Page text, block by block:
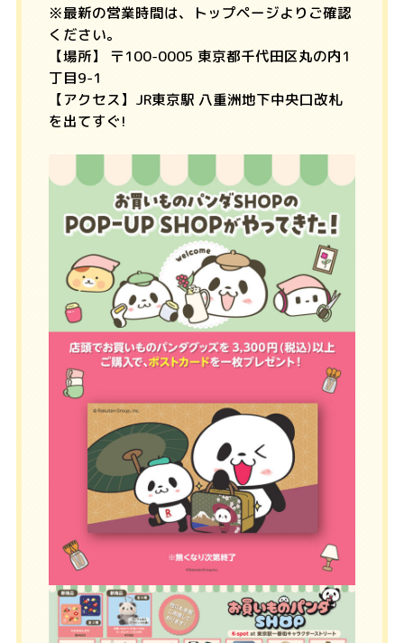
※最新の営業時間は、トップページよりご確認
ください。
【場所】 〒100-0005 東京都千代田区丸の内1
丁目9-1
【アクセス】JR東京駅 八重洲地下中央口改札
を出てすぐ!